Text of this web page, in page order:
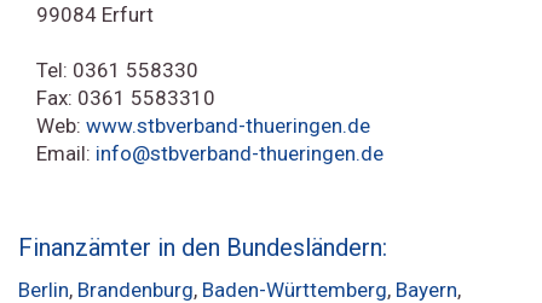
99084 Erfurt
Tel: 0361 558330
Fax: 0361 5583310
Web: www.stbverband-thueringen.de
Email: info@stbverband-thueringen.de
Finanzämter in den Bundesländern:
Berlin, Brandenburg, Baden-Württemberg, Bayern,